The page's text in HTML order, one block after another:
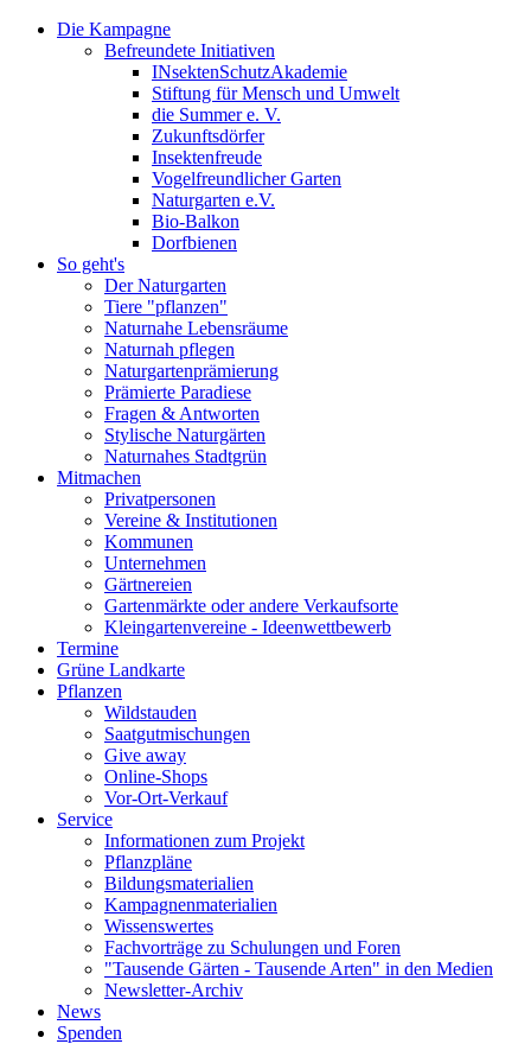
Die Kampagne
Befreundete Initiativen
INsektenSchutzAkademie
Stiftung für Mensch und Umwelt
die Summer e. V.
Zukunftsdörfer
Insektenfreude
Vogelfreundlicher Garten
Naturgarten e.V.
Bio-Balkon
Dorfbienen
So geht's
Der Naturgarten
Tiere "pflanzen"
Naturnahe Lebensräume
Naturnah pflegen
Naturgartenprämierung
Prämierte Paradiese
Fragen & Antworten
Stylische Naturgärten
Naturnahes Stadtgrün
Mitmachen
Privatpersonen
Vereine & Institutionen
Kommunen
Unternehmen
Gärtnereien
Gartenmärkte oder andere Verkaufsorte
Kleingartenvereine - Ideenwettbewerb
Termine
Grüne Landkarte
Pflanzen
Wildstauden
Saatgutmischungen
Give away
Online-Shops
Vor-Ort-Verkauf
Service
Informationen zum Projekt
Pflanzpläne
Bildungsmaterialien
Kampagnenmaterialien
Wissenswertes
Fachvorträge zu Schulungen und Foren
"Tausende Gärten - Tausende Arten" in den Medien
Newsletter-Archiv
News
Spenden